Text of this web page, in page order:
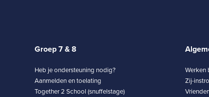
Groep 7 & 8
Heb je ondersteuning nodig?
Aanmelden en toelating
Together 2 School (snuffelstage)
Werken
Zij-